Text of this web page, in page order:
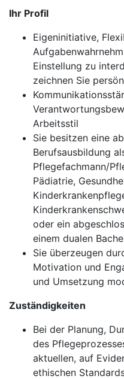
Ihr Profil
Eigeninitiative,
Einstellung zu
zeichnen Sie
Arbeitsstil
Sie besitzen eine
Berufsausbildung
Pflegefachmann/
Pädiatrie,
oder ein
einem dualen
Sie überzeugen
Motivation und
und Umsetzung
Zuständigkeiten
Bei der Planung,
des
aktuellen, auf
ethischen